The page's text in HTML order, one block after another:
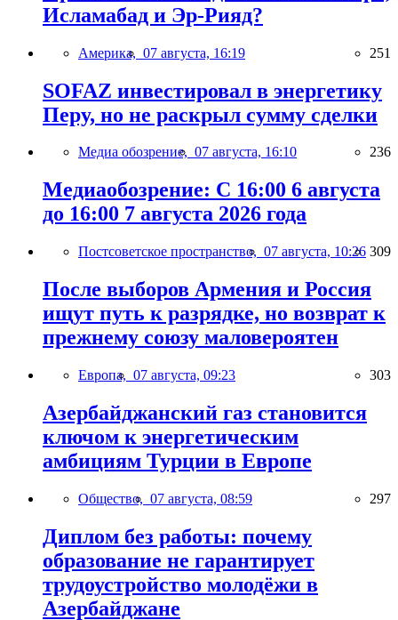
Исламабад и Эр-Рияд?
Америка, 07 августа, 16:19 251
SOFAZ инвестировал в энергетику
Перу, но не раскрыл сумму сделки
Медиа обозрение, 07 августа, 16:10 236
Медиаобозрение: С 16:00 6 августа
до 16:00 7 августа 2026 года
Постсоветское пространство, 07 августа, 10:26 309
После выборов Армения и Россия
ищут путь к разрядке, но возврат к
прежнему союзу маловероятен
Европа, 07 августа, 09:23 303
Азербайджанский газ становится
ключом к энергетическим
амбициям Турции в Европе
Общество, 07 августа, 08:59 297
Диплом без работы: почему
образование не гарантирует
трудоустройство молодёжи в
Азербайджане